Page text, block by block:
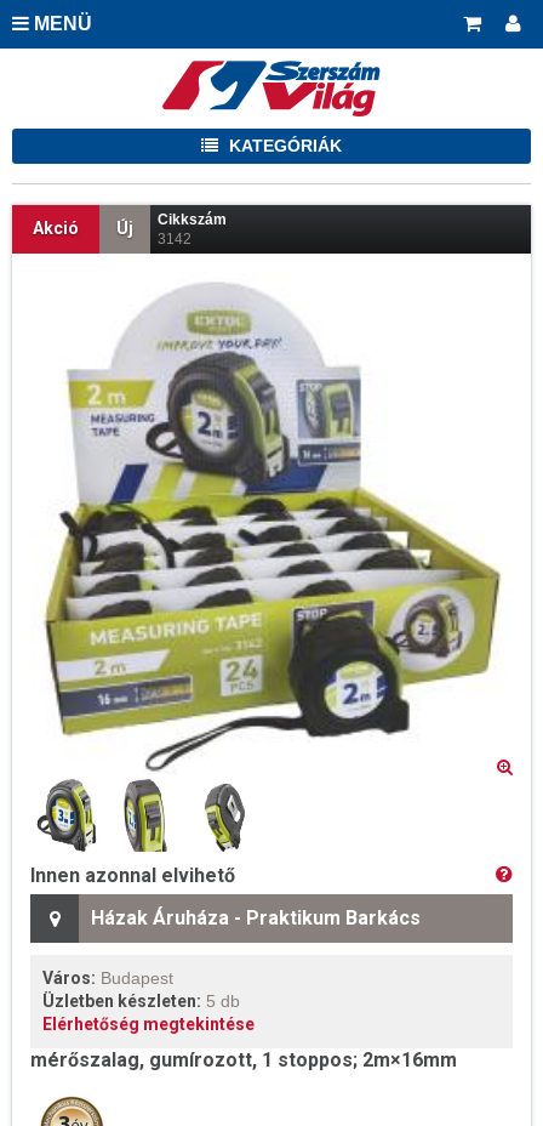
MENÜ
KATEGÓRIÁK
Akció Új
Cikkszám
3142
Innen azonnal elvihető
Házak Áruháza - Praktikum Barkács
Város: Budapest
Üzletben készleten: 5 db
Elérhetőség megtekintése
mérőszalag, gumírozott, 1 stoppos; 2m×16mm